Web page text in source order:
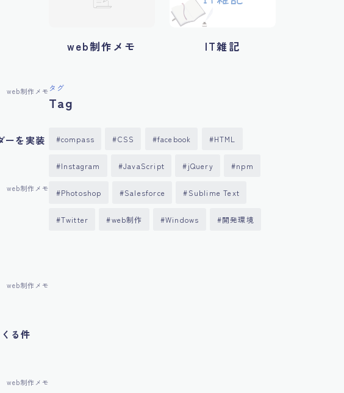
web制作メモ
ーを実装
web制作メモ
web制作メモ
る件
web制作メモ
web制作メモ IT雑記
タグ
Tag
compass CSS facebook HTML
Instagram JavaScript jQuery npm
Photoshop Salesforce Sublime Text
Twitter web制作 Windows 開発環境